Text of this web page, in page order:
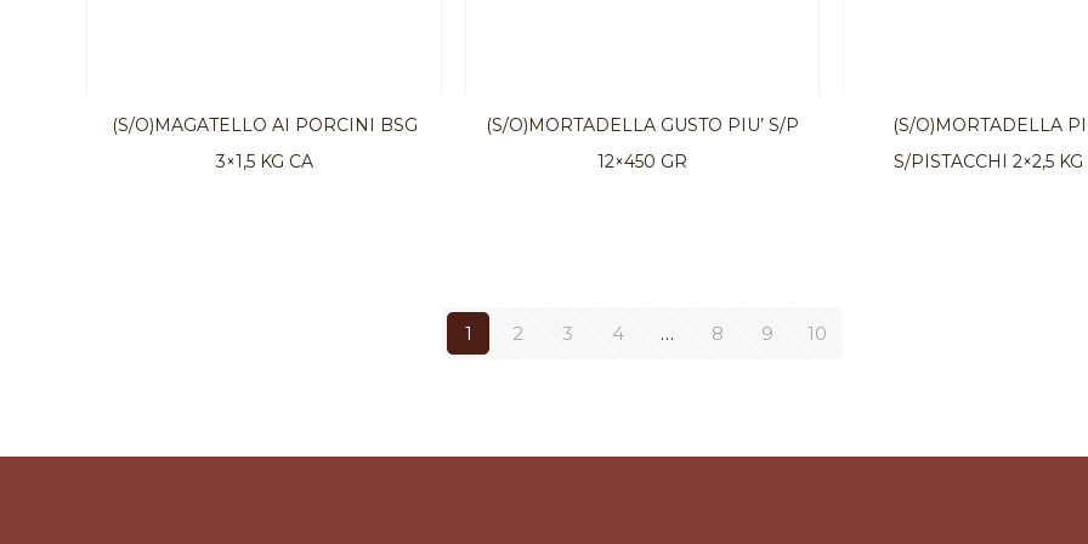
(S/O)MAGATELLO AI PORCINI BSG
3×1,5 KG CA
(S/O)MORTADELLA GUSTO PIU’ S/P
12×450 GR
(S/O)MORTADELLA
S/PISTACCHI 2×2,5
1 2 3 4 … 8 9 10